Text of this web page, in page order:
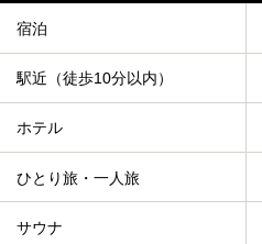
宿泊
駅近（徒歩10分以内）
ホテル
ひとり旅・一人旅
サウナ